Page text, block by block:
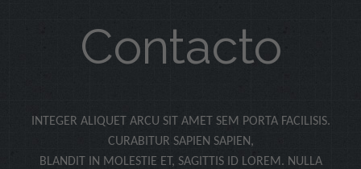
Contacto
INTEGER ALIQUET ARCU SIT AMET SEM PORTA FACILISIS.
CURABITUR SAPIEN SAPIEN,
BLANDIT IN MOLESTIE ET, SAGITTIS ID LOREM. NULLA